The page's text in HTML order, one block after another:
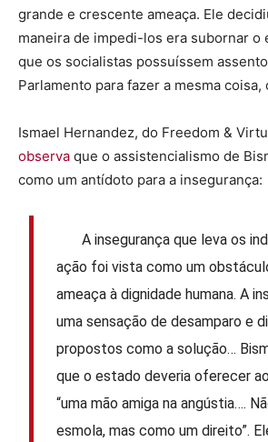
grande e crescente ameaça. Ele
maneira de impedi-los era subornar o
que os socialistas possuíssem
Parlamento para fazer a mesma coisa,
Ismael Hernandez, do Freedom &
observa que o assistencialismo de
como um antídoto para a insegurança:
A insegurança que leva os
ação foi vista como um
ameaça à dignidade humana. A
uma sensação de desamparo e
propostos como a solução…
que o estado deveria oferecer
“uma mão amiga na angústia….
esmola, mas como um direito”.